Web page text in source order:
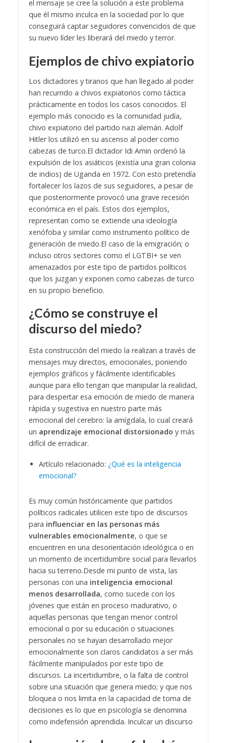
el mensaje se cree la solución a este problema
que él mismo inculca en la sociedad por lo que
conseguirá captar seguidores convencidos de que
su nuevo líder les liberará del miedo y terror.
Ejemplos de chivo expiatorio
Los dictadores y tiranos que han llegado al poder
han recurrido a chivos expiatorios como táctica
prácticamente en todos los casos conocidos. El
ejemplo más conocido es la comunidad judía,
chivo expiatorio del partido nazi alemán. Adolf
Hitler los utilizó en su ascenso al poder como
cabezas de turco.El dictador Idi Amin ordenó la
expulsión de los asiáticos (existía una gran colonia
de indios) de Uganda en 1972. Con esto pretendía
fortalecer los lazos de sus seguidores, a pesar de
que posteriormente provocó una grave recesión
económica en el país. Estos dos ejemplos,
representan como se extiende una ideología
xenófoba y similar como instrumento político de
generación de miedo.El caso de la emigración; o
incluso otros sectores como el LGTBI+ se ven
amenazados por este tipo de partidos políticos
que los juzgan y exponen como cabezas de turco
en su propio beneficio.
¿Cómo se construye el
discurso del miedo?
Esta construcción del miedo la realizan a través de
mensajes muy directos, emocionales, poniendo
ejemplos gráficos y fácilmente identificables
aunque para ello tengan que manipular la realidad,
para despertar esa emoción de miedo de manera
rápida y sugestiva en nuestro parte más
emocional del cerebro: la amígdala, lo cual creará
un aprendizaje emocional distorsionado y más
difícil de erradicar.
Artículo relacionado: ¿Qué es la inteligencia
emocional?
Es muy común históricamente que partidos
políticos radicales utilicen este tipo de discursos
para influenciar en las personas más
vulnerables emocionalmente, o que se
encuentren en una desorientación ideológica o en
un momento de incertidumbre social para llevarlos
hacia su terreno.Desde mi punto de vista, las
personas con una inteligencia emocional
menos desarrollada, como sucede con los
jóvenes que están en proceso madurativo, o
aquellas personas que tengan menor control
emocional o por su educación o situaciones
personales no se hayan desarrollado mejor
emocionalmente son claros candidatos a ser más
fácilmente manipulados por este tipo de
discursos. La incertidumbre, o la falta de control
sobre una situación que genera miedo; y que nos
bloquea o nos limita en la capacidad de toma de
decisiones es lo que en psicología se denomina
como indefensión aprendida. Inculcar un discurso